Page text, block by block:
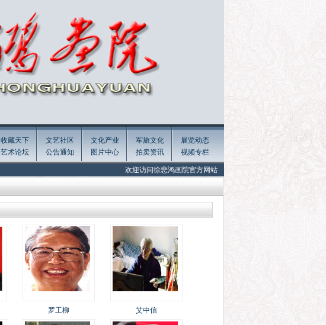
收藏天下
艺术论坛
文艺社区
公告通知
文化产业
图片中心
军旅文化
拍卖资讯
展览动态
视频专栏
欢迎访问徐悲鸿画院官方网站 Welcome to the official website of Xu
罗工柳 艾中信